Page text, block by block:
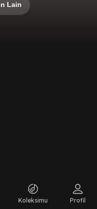
Lain
Koleksimu Profil